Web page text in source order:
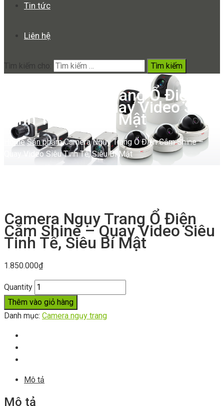
Tin tức
Liên hệ
Tìm kiếm cho:
Camera Ngụy Trang Ổ Điện
Cắm Shine – Quay Video Siêu
Tinh Tế, Siêu Bí Mật
Home Sản phẩm Camera Ngụy Trang Ổ Điện Cắm Shine –
Quay Video Siêu Tinh Tế, Siêu Bí Mật
Camera Ngụy Trang Ổ Điện
Cắm Shine – Quay Video Siêu
Tinh Tế, Siêu Bí Mật
1.850.000₫
Quantity
Thêm vào giỏ hàng
Danh mục: Camera ngụy trang
Mô tả
Mô tả